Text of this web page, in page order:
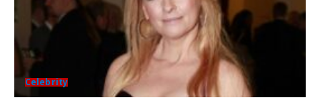
Celebrity